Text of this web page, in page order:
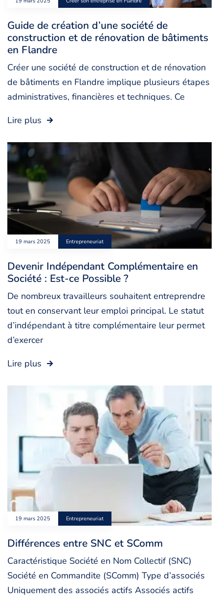
Guide de création d’une société de
construction et de rénovation de bâtiments
en Flandre
Créer une société de construction et de rénovation
de bâtiments en Flandre implique plusieurs étapes
administratives, financières et techniques. Ce
Lire plus
19 mars 2025 Entrepreneuriat
Devenir Indépendant Complémentaire en
Société : Est-ce Possible ?
De nombreux travailleurs souhaitent entreprendre
tout en conservant leur emploi principal. Le statut
d’indépendant à titre complémentaire leur permet
d’exercer
Lire plus
19 mars 2025 Entrepreneuriat
Différences entre SNC et SComm
Caractéristique Société en Nom Collectif (SNC)
Société en Commandite (SComm) Type d’associés
Uniquement des associés actifs Associés actifs